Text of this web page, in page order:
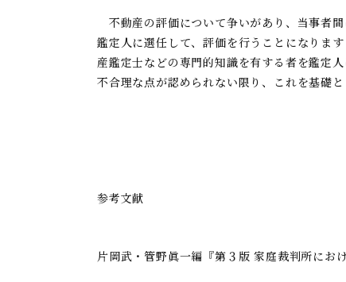
不動産の評価について争いがあり、当事者
鑑定人に選任して、評価を行うことになりま
産鑑定士などの専門的知識を有する者を鑑定
不合理な点が認められない限り、これを基礎
参考文献
片岡武・管野眞一編『第３版 家庭裁判所にお